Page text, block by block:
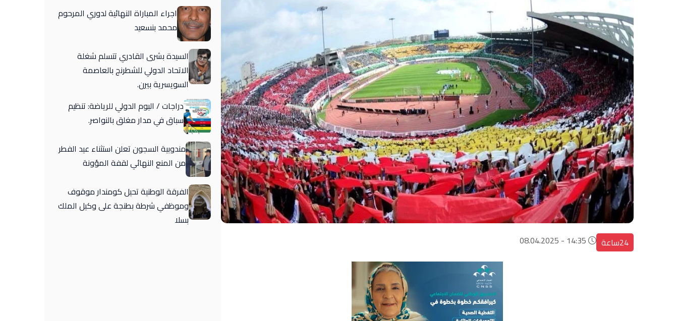
24ساعة
اجراء المباراة النهائية لدوري المرحوم
محمد بنسعيد
السيدة بشرى القادري تتسلم شغلة
الاتحاد الدولي للشطرنج بالعاصمة
السويسرية بيرن.
دراجات / اليوم الدولي للرياضة: تنظيم
سباق في مدار مغلق بالنواصر.
مندوبية السجون تعلن استثناء عيد الفطر
من المنع النهائي لقفة المؤونة
الفرقة الوطنية تحيل كومندار موقوف
وموظفي شرطة بطنجة على وكيل الملك
بسلا